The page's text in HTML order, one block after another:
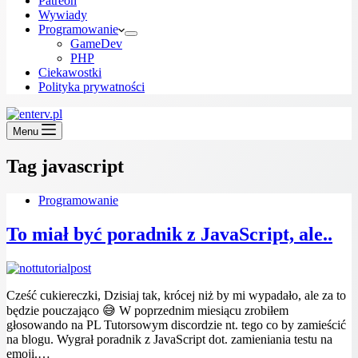
Wywiady
Programowanie
GameDev
PHP
Ciekawostki
Polityka prywatności
Menu
Tag javascript
Programowanie
To miał być poradnik z JavaScript, ale..
Cześć cukiereczki, Dzisiaj tak, krócej niż by mi wypadało, ale za to
będzie pouczająco 😅 W poprzednim miesiącu zrobiłem
głosowando na PL Tutorsowym discordzie nt. tego co by zamieścić
na blogu. Wygrał poradnik z JavaScript dot. zamieniania testu na
emoji.…